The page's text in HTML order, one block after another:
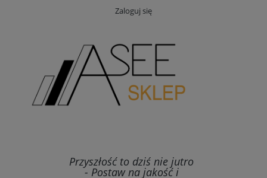
Zaloguj się
Przyszłość to dziś nie jutro
- Postaw na jakość i